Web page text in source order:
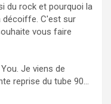
du rock et pourquoi la
décoiffe. C'est sur
vous faire
Je viens de
reprise du tube 90...